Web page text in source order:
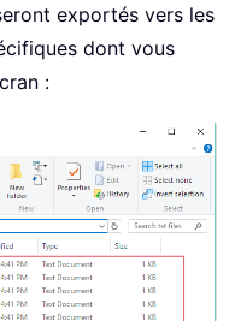
exportés vers les
dont vous
: